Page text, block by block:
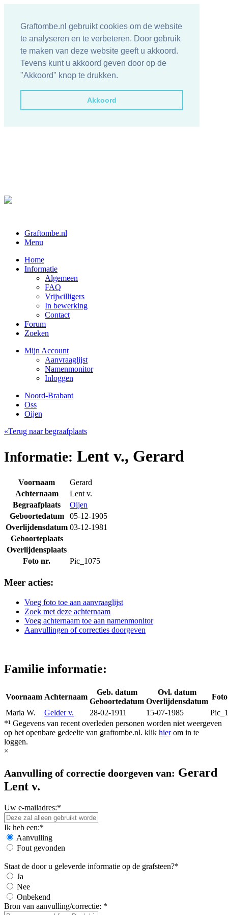
Graftombe.nl gebruikt cookies om de website
te analyseren en te verbeteren. Door gebruik
te maken van deze website geeft u akkoord.
Tevens kunt u akkoord geven door op de
"Akkoord" knop te drukken.
Akkoord
Graftombe.nl
Menu
Home
Informatie
Algemeen
FAQ
Vrijwilligers
In bewerking
Contact
Forum
Zoeken
Mijn Account
Aanvraaglijst
Namenmonitor
Inloggen
Noord-Brabant
Oss
Oijen
«Terug naar begraafplaats
Informatie: Lent v., Gerard
Voornaam
Gerard
Achternaam
Lent v.
Begraafplaats
Oijen
Geboortedatum
05-12-1905
Overlijdensdatum 03-12-1981
Geboorteplaats
Overlijdensplaats
Foto nr.
Pic_1075
Meer acties:
Voeg foto toe aan aanvraaglijst
Zoek met deze achternaam
Voeg achternaam toe aan namenmonitor
Aanvullingen of correcties doorgeven
Familie informatie:
Voornaam Achternaam
Geb. datum
Geboortedatum
Ovl. datum
Overlijdensdatum
Maria W.
Gelder v. 28-02-1911 15-07-1985
*¹ Gegevens van recent overleden personen worden niet weergeven
op het openbare gedeelte van graftombe.nl. klik hierom in te
loggen.
×
Aanvulling of correctie doorgeven van: Gerard
Lent v.
Uw e-mailadres:*
Ik heb een:*
Aanvulling
Fout gevonden
Staat de door u geleverde informatie op de grafsteen?*
Ja
Nee
Onbekend
Bron van aanvulling/correctie: *